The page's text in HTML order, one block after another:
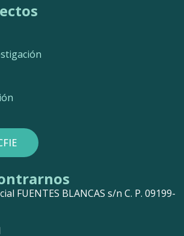
FUENTES BLANCAS s/n C. P. 09199-